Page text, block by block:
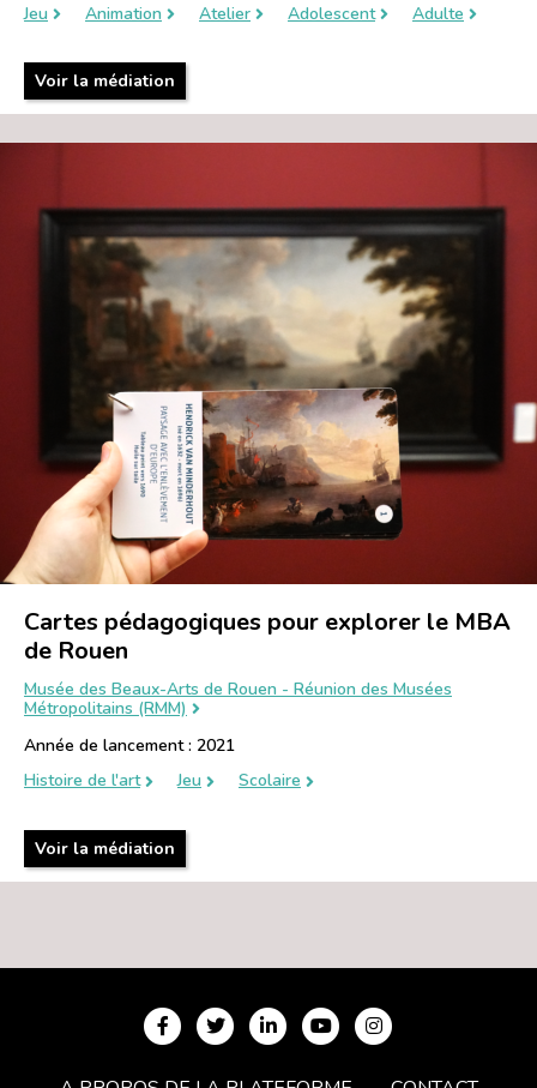
Jeu
Animation Atelier Adolescent Adulte
Voir la médiation
Cartes pédagogiques pour explorer le MBA
de Rouen
Musée des Beaux-Arts de Rouen - Réunion des Musées
Métropolitains (RMM)
Année de lancement : 2021
Histoire de l'art
Jeu Scolaire
Voir la médiation